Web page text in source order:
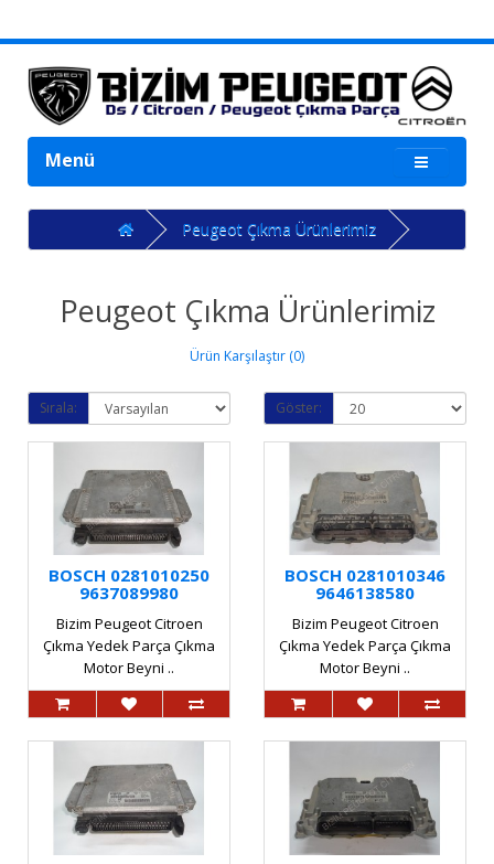
Menü
Peugeot Çıkma Ürünlerimiz
Peugeot Çıkma Ürünlerimiz
Ürün Karşılaştır (0)
Sırala: Göster:
BOSCH 0281010250
9637089980
Bizim Peugeot Citroen
Çıkma Yedek Parça Çıkma
Motor Beyni ..
BOSCH 0281010346
9646138580
Bizim Peugeot Citroen
Çıkma Yedek Parça Çıkma
Motor Beyni ..